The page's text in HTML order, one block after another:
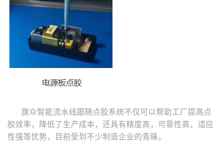
旗众智能流水线跟随点胶系统不仅可以帮助工厂提高点
胶效率，降低了生产成本，还具有精度高，可靠性高，适应
性强等优势，目前受到不少制造企业的青睐。